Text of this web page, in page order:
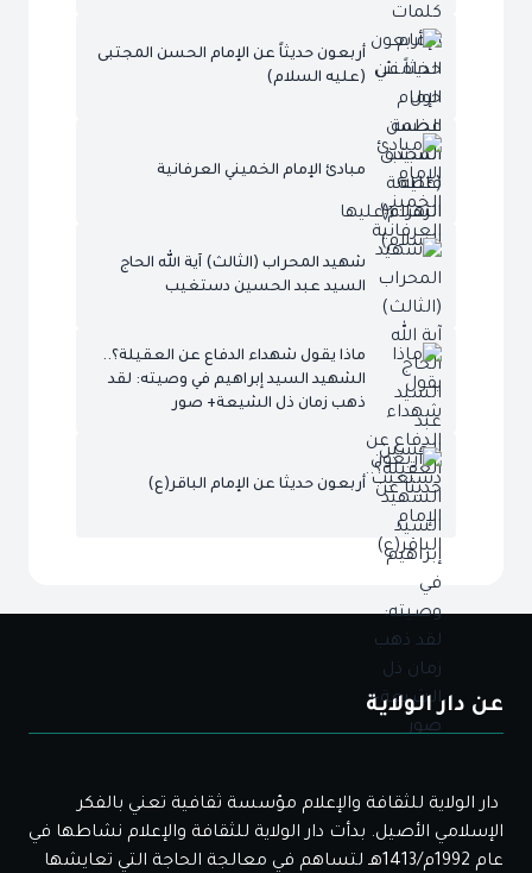
أربعون حديثاً عن الإمام الحسن المجتبى
(عليه السلام)
مبادئ الإمام الخميني العرفانية
شهيد المحراب (الثالث) آية الله الحاج
السيد عبد الحسين دستغيب
ماذا يقول شهداء الدفاع عن العقيلة؟..
الشهيد السيد إبراهيم في وصيته: لقد
ذهب زمان ذل الشيعة+ صور
أربعون حديثا عن الإمام الباقر(ع)
عن دار الولاية
دار الولاية للثقافة والإعلام مؤسسة ثقافية تعني بالفكر
الإسلامي الأصيل. بدأت دار الولاية للثقافة والإعلام نشاطها في
عام 1992م/1413هـ لتساهم في معالجة الحاجة التي تعايشها